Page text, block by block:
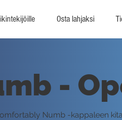
Osta lahjaksi
-
Numb -kappaleen